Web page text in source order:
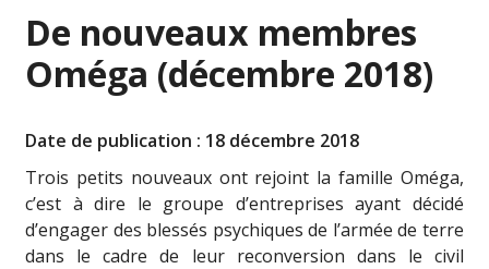
De nouveaux membres
Oméga (décembre 2018)
Date de publication : 18 décembre 2018
Trois petits nouveaux ont rejoint la famille Oméga,
c’est à dire le groupe d’entreprises ayant décidé
d’engager des blessés psychiques de l’armée de terre
dans le cadre de leur reconversion dans le civil